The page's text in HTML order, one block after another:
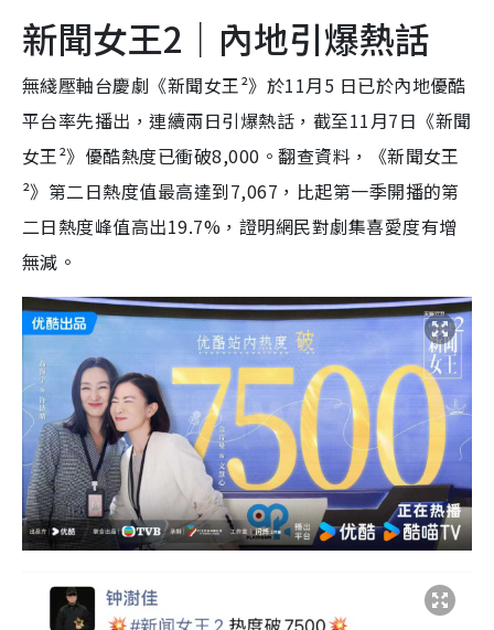
新聞女王2｜內地引爆熱話
無綫壓軸台慶劇《新聞女王²》於11月5 日已於內地優酷
平台率先播出，連續兩日引爆熱話，截至11月7日《新聞
女王²》優酷熱度已衝破8,000。翻查資料，《新聞女王
²》第二日熱度值最高達到7,067，比起第一季開播的第
二日熱度峰值高出19.7%，證明網民對劇集喜愛度有增
無減。